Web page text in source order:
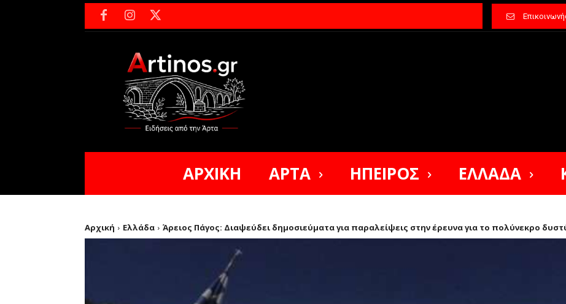
ΑΡΧΙΚΗ ΑΡΤΑ ΗΠΕΙΡΟΣ ΕΛΛΑΔΑ
Αρχική Ελλάδα Άρειος Πάγος: Διαψεύδει δημοσιεύματα για παραλείψεις στην έρευνα για το πολύνεκρο